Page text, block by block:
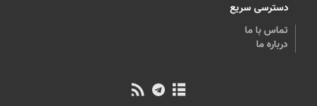
دسترسی سریع
تماس با ما
درباره ما